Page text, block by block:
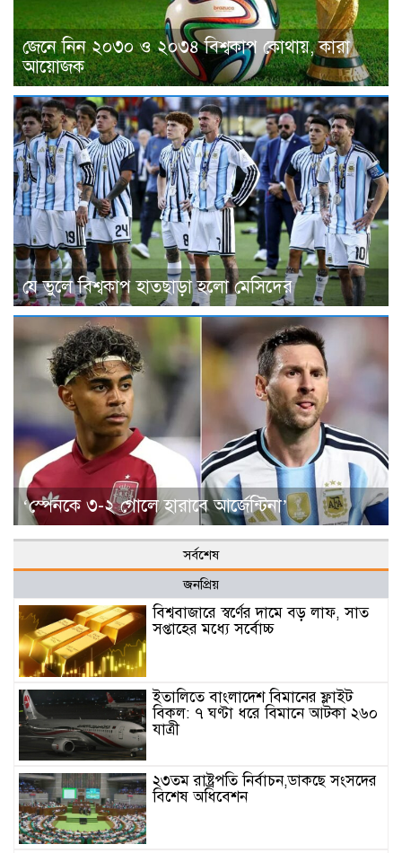
জেনে নিন ২০৩০ ও ২০৩৪ বিশ্বকাপ কোথায়, কারা
আয়োজক
যে ভুলে বিশ্বকাপ হাতছাড়া হলো মেসিদের
‘স্পেনকে ৩-২ গোলে হারাবে আর্জেন্টিনা’
সর্বশেষ
জনপ্রিয়
বিশ্ববাজারে স্বর্ণের দামে বড় লাফ, সাত
সপ্তাহের মধ্যে সর্বোচ্চ
ইতালিতে বাংলাদেশ বিমানের ফ্লাইট
বিকল: ৭ ঘণ্টা ধরে বিমানে আটকা ২৬০
যাত্রী
২৩তম রাষ্ট্রপতি নির্বাচন,ডাকছে সংসদের
বিশেষ অধিবেশন